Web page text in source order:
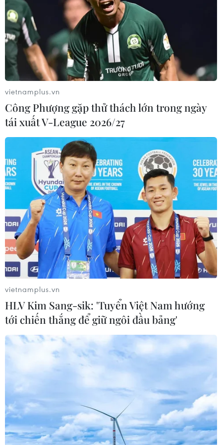
(TTXVN/Vietnam+)
#Đồng Tâm #Bộ Công an
#Mạng xã hội
#Công an nhân dân
#Hy sinh
#sân bay Miếu Môn
TP. Hà Nội
Theo dõi VietnamPlus
TIN LIÊN QUAN
vietnamplus.vn
Công Phượng gặp thử thách lớn trong ngày
tái xuất V-League 2026/27
vietnamplus.vn
HLV Kim Sang-sik: 'Tuyển Việt Nam hướng
tới chiến thắng để giữ ngôi đầu bảng'